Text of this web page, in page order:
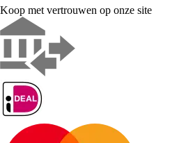
Koop met vertrouwen op onze site